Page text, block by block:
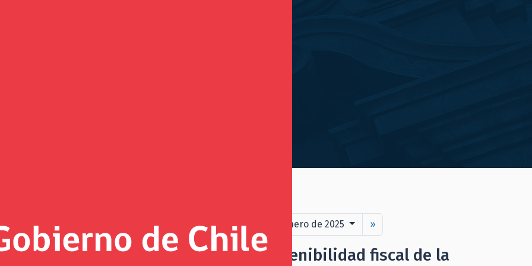
Página 25 de noviembre de 2024 - 21 de enero de 2025 »
2025 Ministro Marcel reafirma la sostenibilidad fiscal de la